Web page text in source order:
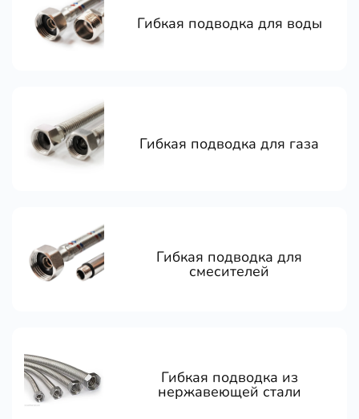
Гибкая подводка для воды
Гибкая подводка для газа
Гибкая подводка для
смесителей
Гибкая подводка из
нержавеющей стали